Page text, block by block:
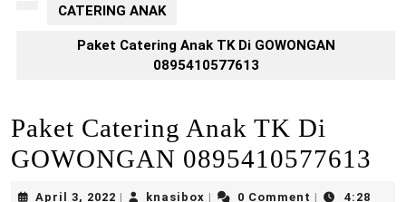
CATERING ANAK
Paket Catering Anak TK Di GOWONGAN
0895410577613
Paket Catering Anak TK Di
GOWONGAN 0895410577613
April 3, 2022 Aprilknasibox knasibox0 Comment
4:28